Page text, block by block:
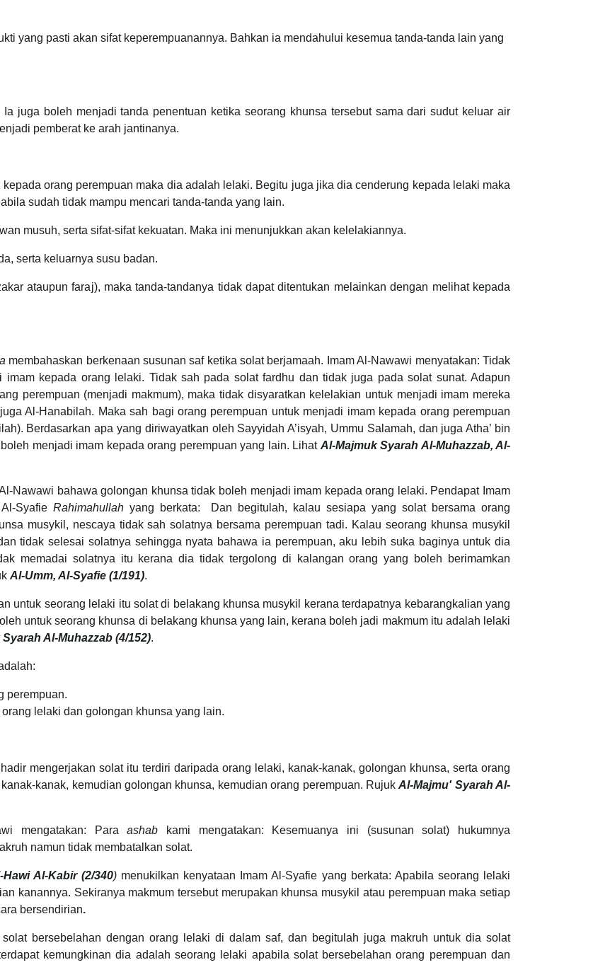
yang pasti akan sifat keperempuanannya. Bahkan ia mendahului kesemua tanda-tanda lain yang
juga boleh menjadi tanda penentuan ketika seorang khunsa tersebut sama dari sudut keluar air
pemberat ke arah jantinanya.
orang perempuan maka dia adalah lelaki. Begitu juga jika dia cenderung kepada lelaki maka
sudah tidak mampu mencari tanda-tanda yang lain.
musuh, serta sifat-sifat kekuatan. Maka ini menunjukkan akan kelelakiannya.
serta keluarnya susu badan.
ataupun faraj), maka tanda-tandanya tidak dapat ditentukan melainkan dengan melihat kepada
membahaskan berkenaan susunan saf ketika solat berjamaah. Imam Al-Nawawi menyatakan: Tidak
kepada orang lelaki. Tidak sah pada solat fardhu dan tidak juga pada solat sunat. Adapun
perempuan (menjadi makmum), maka tidak disyaratkan kelelakian untuk menjadi imam mereka
Al-Hanabilah. Maka sah bagi orang perempuan untuk menjadi imam kepada orang perempuan
Berdasarkan apa yang diriwayatkan oleh Sayyidah A’isyah, Ummu Salamah, dan juga Atha’ bin
menjadi imam kepada orang perempuan yang lain. Lihat Al-Majmuk Syarah Al-Muhazzab, Al-
Nawawi bahawa golongan khunsa tidak boleh menjadi imam kepada orang lelaki. Pendapat Imam
SyafieRahimahullahyang berkata: Dan begitulah, kalau sesiapa yang solat bersama orang
musykil, nescaya tidak sah solatnya bersama perempuan tadi. Kalau seorang khunsa musykil
tidak selesai solatnya sehingga nyata bahawa ia perempuan, aku lebih suka baginya untuk dia
memadai solatnya itu kerana dia tidak tergolong di kalangan orang yang boleh berimamkan
Al-Umm, Al-Syafie (1/191).
untuk seorang lelaki itu solat di belakang khunsa musykil kerana terdapatnya kebarangkalian yang
untuk seorang khunsa di belakang khunsa yang lain, kerana boleh jadi makmum itu adalah lelaki
Al-Muhazzab (4/152).
perempuan.
lelaki dan golongan khunsa yang lain.
mengerjakan solat itu terdiri daripada orang lelaki, kanak-kanak, golongan khunsa, serta orang
kanak, kemudian golongan khunsa, kemudian orang perempuan. RujukAl-Majmu' Syarah Al-
mengatakan: Paraashab kami mengatakan: Kesemuanya ini (susunan solat) hukumnya
namun tidak membatalkan solat.
Hawi Al-Kabir (2/340) menukilkan kenyataan Imam Al-Syafie yang berkata: Apabila seorang lelaki
kanannya. Sekiranya makmum tersebut merupakan khunsa musykil atau perempuan maka setiap
bersendirian.
bersebelahan dengan orang lelaki di dalam saf, dan begitulah juga makruh untuk dia solat
kemungkinan dia adalah seorang lelaki apabila solat bersebelahan orang perempuan dan